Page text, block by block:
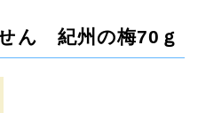
ん 紀州の梅70ｇ